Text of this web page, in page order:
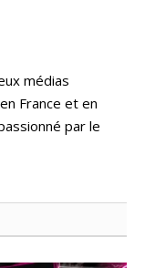
médias
France et en
par le